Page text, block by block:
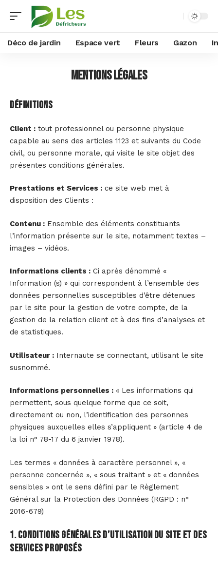
Déco de jardin Espace vert Fleurs Gazon
Mentions Légales
Définitions
Client : tout professionnel ou personne physique
capable au sens des articles 1123 et suivants du Code
civil, ou personne morale, qui visite le site objet des
présentes conditions générales.
Prestations et Services : ce site web met à
disposition des Clients :
Contenu : Ensemble des éléments constituants
l’information présente sur le site, notamment textes –
images – vidéos.
Informations clients : Ci après dénommé «
Information (s) » qui correspondent à l’ensemble des
données personnelles susceptibles d’être détenues
par le site pour la gestion de votre compte, de la
gestion de la relation client et à des fins d’analyses et
de statistiques.
Utilisateur : Internaute se connectant, utilisant le site
susnommé.
Informations personnelles : « Les informations qui
permettent, sous quelque forme que ce soit,
directement ou non, l’identification des personnes
physiques auxquelles elles s’appliquent » (article 4 de
la loi n° 78-17 du 6 janvier 1978).
Les termes « données à caractère personnel », «
personne concernée », « sous traitant » et « données
sensibles » ont le sens défini par le Règlement
Général sur la Protection des Données (RGPD : n°
2016-679)
1. Conditions générales d’utilisation du site et des
services proposés